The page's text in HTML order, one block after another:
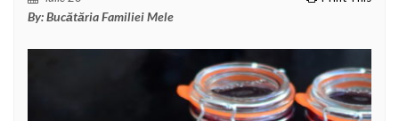
By:Bucătăria Familiei Mele